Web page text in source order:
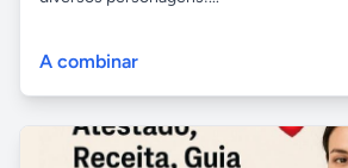
A combinar